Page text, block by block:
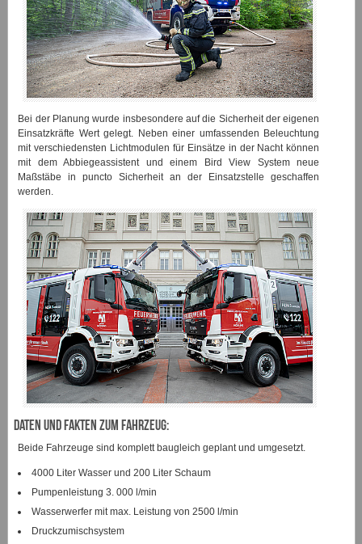
Bei der Planung wurde insbesondere auf die Sicherheit der eigenen
Einsatzkräfte Wert gelegt. Neben einer umfassenden Beleuchtung
mit verschiedensten Lichtmodulen für Einsätze in der Nacht können
mit dem Abbiegeassistent und einem Bird View System neue
Maßstäbe in puncto Sicherheit an der Einsatzstelle geschaffen
werden.
Daten und Fakten zum Fahrzeug:
Beide Fahrzeuge sind komplett baugleich geplant und umgesetzt.
4000 Liter Wasser und 200 Liter Schaum
Pumpenleistung 3. 000 l/min
Wasserwerfer mit max. Leistung von 2500 l/min
Druckzumischsystem